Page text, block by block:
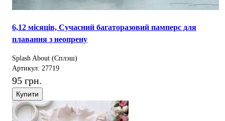
6,12 місяців, Сучасний багаторазовий памперс для
плавання з неопрену
Splash About (Сплэш)
Артикул: 27719
95 грн.
Купити